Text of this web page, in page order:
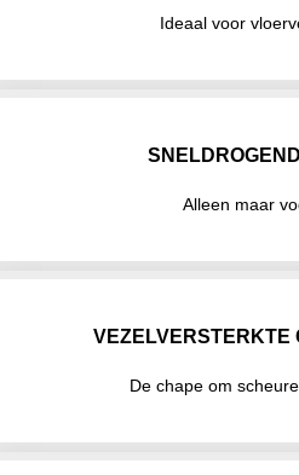
Ideaal voor
Alleen maar
VEZELVERSTERKTE
De chape om